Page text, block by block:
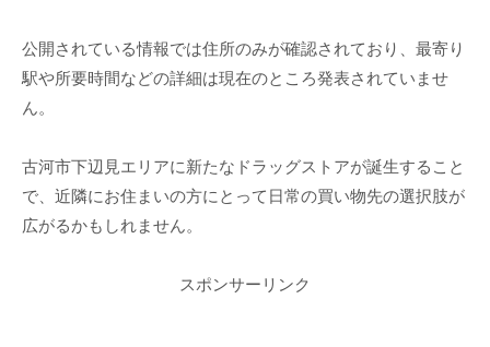
公開されている情報では住所のみが確認されており、最寄り
駅や所要時間などの詳細は現在のところ発表されていませ
ん。
古河市下辺見エリアに新たなドラッグストアが誕生すること
で、近隣にお住まいの方にとって日常の買い物先の選択肢が
広がるかもしれません。
スポンサーリンク